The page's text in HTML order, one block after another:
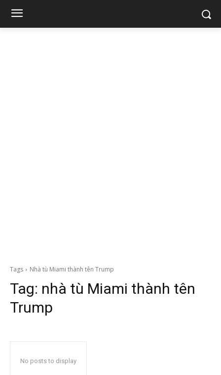
Tags Nhà tù Miami thành tên Trump
Tag: nhà tù Miami thành tên
Trump
No posts to display